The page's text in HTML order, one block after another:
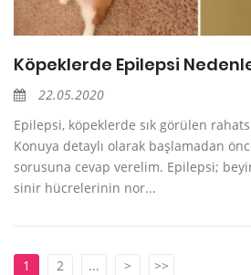
Köpeklerde Epilepsi
22.05.2020
Epilepsi, köpeklerde sık görülen
Konuya detaylı olarak başlamadan
sorusuna cevap verelim. Epilepsi;
sinir hücrelerinin nor...
1 2 ... > >>